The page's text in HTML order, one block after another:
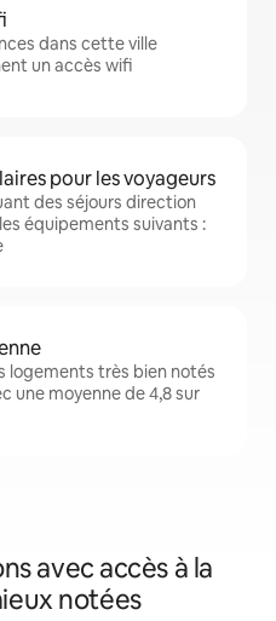
dans cette ville
un accès wifi
pour les voyageurs
des séjours direction
équipements suivants :
logements très bien notés
une moyenne de 4,8 sur
avec accès à la
notées